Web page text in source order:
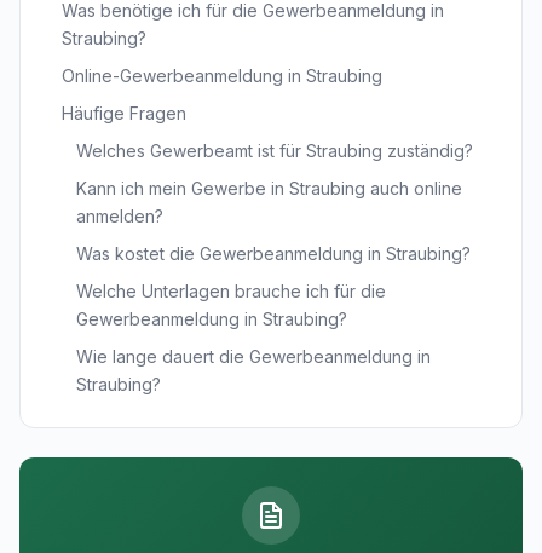
Was benötige ich für die Gewerbeanmeldung in
Straubing?
Online-Gewerbeanmeldung in Straubing
Häufige Fragen
Welches Gewerbeamt ist für Straubing zuständig?
Kann ich mein Gewerbe in Straubing auch online
anmelden?
Was kostet die Gewerbeanmeldung in Straubing?
Welche Unterlagen brauche ich für die
Gewerbeanmeldung in Straubing?
Wie lange dauert die Gewerbeanmeldung in
Straubing?